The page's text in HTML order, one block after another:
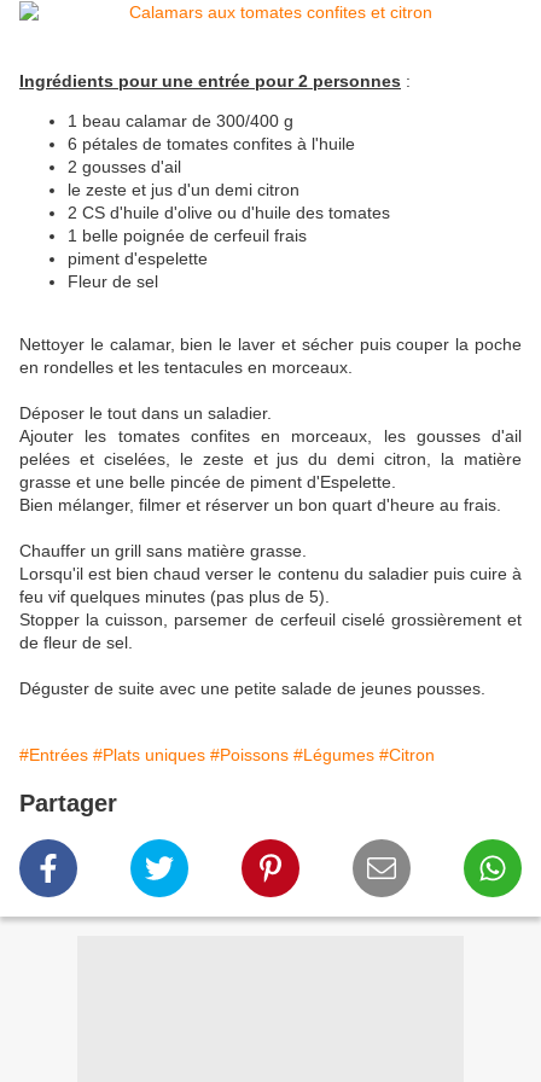
Ingrédients pour une entrée pour 2 personnes :
1 beau calamar de 300/400 g
6 pétales de tomates confites à l'huile
2 gousses d'ail
le zeste et jus d'un demi citron
2 CS d'huile d'olive ou d'huile des tomates
1 belle poignée de cerfeuil frais
piment d'espelette
Fleur de sel
Nettoyer le calamar, bien le laver et sécher puis couper la poche
en rondelles et les tentacules en morceaux.
Déposer le tout dans un saladier.
Ajouter les tomates confites en morceaux, les gousses d'ail
pelées et ciselées, le zeste et jus du demi citron, la matière
grasse et une belle pincée de piment d'Espelette.
Bien mélanger, filmer et réserver un bon quart d'heure au frais.
Chauffer un grill sans matière grasse.
Lorsqu'il est bien chaud verser le contenu du saladier puis cuire à
feu vif quelques minutes (pas plus de 5).
Stopper la cuisson, parsemer de cerfeuil ciselé grossièrement et
de fleur de sel.
Déguster de suite avec une petite salade de jeunes pousses.
#Entrées #Plats uniques #Poissons #Légumes #Citron
Partager